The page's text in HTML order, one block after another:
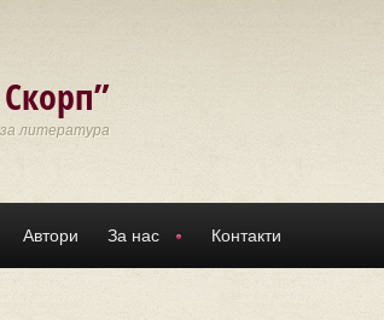
литература
Автори За нас Контакти